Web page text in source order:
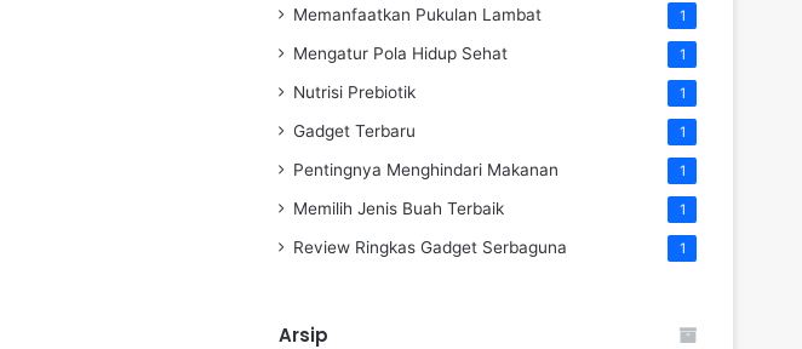
Memanfaatkan Pukulan Lambat 1
Mengatur Pola Hidup Sehat 1
Nutrisi Prebiotik 1
Gadget Terbaru 1
Pentingnya Menghindari Makanan 1
Memilih Jenis Buah Terbaik 1
Review Ringkas Gadget Serbaguna 1
Arsip